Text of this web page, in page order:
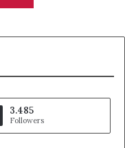
3.485
Followers